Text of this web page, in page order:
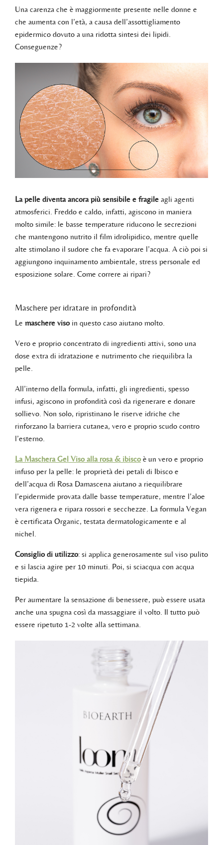
Una carenza che è maggiormente presente nelle donne e
che aumenta con l’età, a causa dell’assottigliamento
epidermico dovuto a una ridotta sintesi dei lipidi.
Conseguenze?
La pelle diventa ancora più sensibile e fragile agli agenti
atmosferici. Freddo e caldo, infatti, agiscono in maniera
molto simile: le basse temperature riducono le secrezioni
che mantengono nutrito il film idrolipidico, mentre quelle
alte stimolano il sudore che fa evaporare l’acqua. A ciò poi si
aggiungono inquinamento ambientale, stress personale ed
esposizione solare. Come correre ai ripari?
Maschere per idratare in profondità
Le maschere visoin questo caso aiutano molto.
Vero e proprio concentrato di ingredienti attivi, sono una
dose extra di idratazione e nutrimento che riequilibra la
pelle.
All’interno della formula, infatti, gli ingredienti, spesso
infusi, agiscono in profondità così da rigenerare e donare
sollievo. Non solo, ripristinano le riserve idriche che
rinforzano la barriera cutanea, vero e proprio scudo contro
l’esterno.
La Maschera Gel Viso alla rosa & ibiscoè un vero e proprio
infuso per la pelle: le proprietà dei petali di Ibisco e
dell’acqua di Rosa Damascena aiutano a riequilibrare
l’epidermide provata dalle basse temperature, mentre l’aloe
vera rigenera e ripara rossori e secchezze. La formula Vegan
è certificata Organic, testata dermatologicamente e al
nichel.
Consiglio di utilizzo: si applica generosamente sul viso pulito
e si lascia agire per 10 minuti. Poi, si sciacqua con acqua
tiepida.
Per aumentare la sensazione di benessere, può essere usata
anche una spugna così da massaggiare il volto. Il tutto può
essere ripetuto 1-2 volte alla settimana.